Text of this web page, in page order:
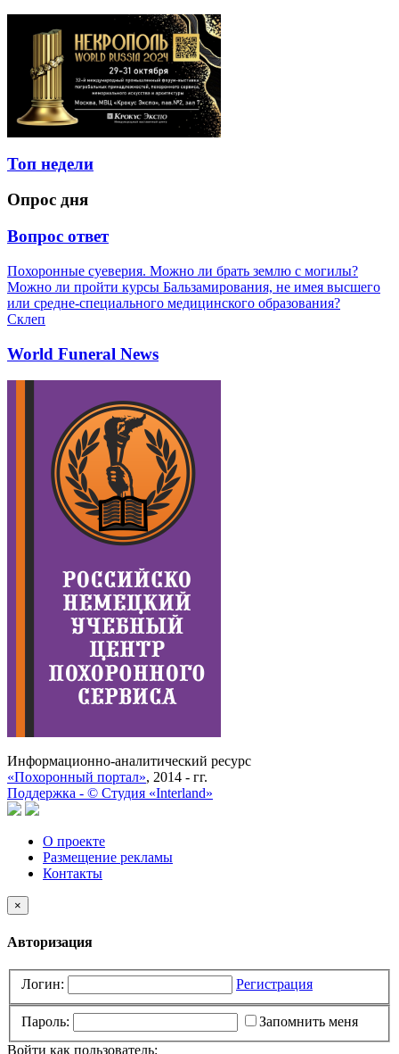
Топ недели
Опрос дня
Вопрос ответ
Похоронные суеверия. Можно ли брать землю с могилы?
Можно ли пройти курсы Бальзамирования, не имея высшего
или средне-специального медицинского образования?
Склеп
World Funeral News
Информационно-аналитический ресурс
«Похоронный портал», 2014 - гг.
Поддержка - © Cтудия «Interland»
О проекте
Размещение рекламы
Контакты
×
Авторизация
Логин: Регистрация
Пароль:
Запомнить меня
Войти как пользователь: